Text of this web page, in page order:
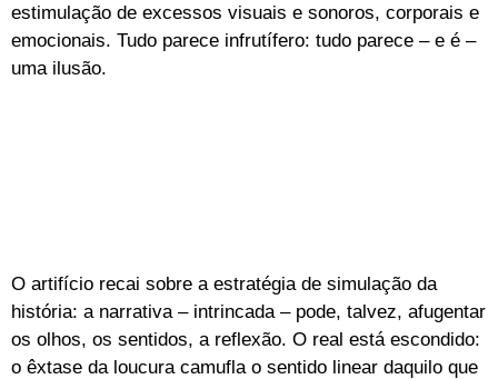
estimulação de excessos visuais e sonoros, corporais e
emocionais. Tudo parece infrutífero: tudo parece – e é –
uma ilusão.
O artifício recai sobre a estratégia de simulação da
história: a narrativa – intrincada – pode, talvez, afugentar
os olhos, os sentidos, a reflexão. O real está escondido:
o êxtase da loucura camufla o sentido linear daquilo que